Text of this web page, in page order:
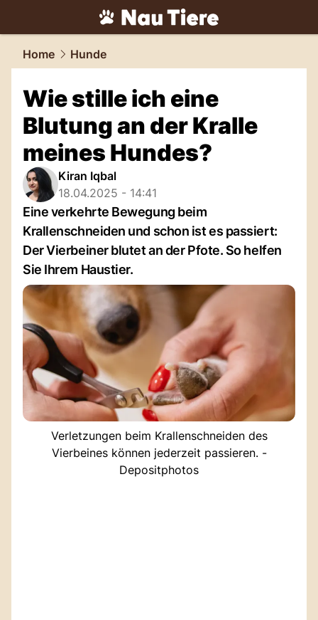
tiere.NAU.ch
Home Hunde
Wie stille ich eine
Blutung an der Kralle
meines Hundes?
Kiran Iqbal
18.04.2025 - 14:41
Eine verkehrte Bewegung beim
Krallenschneiden und schon ist es passiert:
Der Vierbeiner blutet an der Pfote. So helfen
Sie Ihrem Haustier.
Verletzungen beim Krallenschneiden des
Vierbeines können jederzeit passieren. -
Depositphotos